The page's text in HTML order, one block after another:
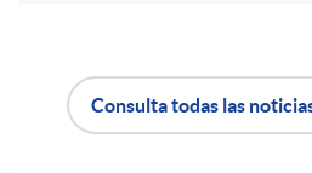
Consulta todas las